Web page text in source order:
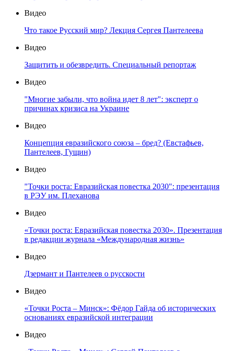
Видео
Что такое Русский мир? Лекция Сергея Пантелеева
Видео
Защитить и обезвредить. Специальный репортаж
Видео
"Многие забыли, что война идет 8 лет": эксперт о
причинах кризиса на Украине
Видео
Концепция евразийского союза – бред? (Евстафьев,
Пантелеев, Гущин)
Видео
"Точки роста: Евразийская повестка 2030": презентация
в РЭУ им. Плеханова
Видео
«Точки роста: Евразийская повестка 2030». Презентация
в редакции журнала «Международная жизнь»
Видео
Дзермант и Пантелеев о русскости
Видео
«Точки Роста – Минск»: Фёдор Гайда об исторических
основаниях евразийской интеграции
Видео